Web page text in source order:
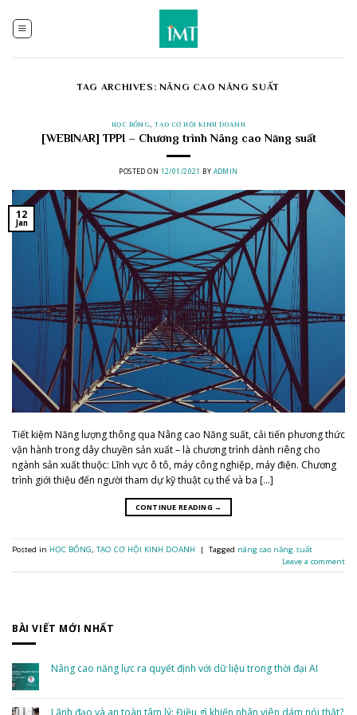
content
TAG ARCHIVES: NÂNG CAO NĂNG SUẤT
HỌC BỔNG, TẠO CƠ HỘI KINH DOANH
[WEBINAR] TPPI – Chương trình Nâng cao Năng suất
POSTED ON 12/01/2021 BY ADMIN
12
Jan
Tiết kiệm Năng lượng thông qua Nâng cao Năng suất, cải tiến phương thức
vận hành trong dây chuyền sản xuất – là chương trình dành riêng cho
ngành sản xuất thuộc: Lĩnh vực ô tô, máy công nghiệp, máy điện. Chương
trình giới thiệu đến người tham dự kỹ thuật cụ thể và ba […]
CONTINUE READING →
Posted in HỌC BỔNG, TẠO CƠ HỘI KINH DOANH | Tagged nâng cao năng suất
Leave a comment
BÀI VIẾT MỚI NHẤT
Nâng cao năng lực ra quyết định với dữ liệu trong thời đại AI
Nâng
Lãnh đạo và an toàn tâm lý: Điều gì khiến nhân viên dám nói thật?